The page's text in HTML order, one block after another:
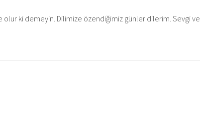
olur ki demeyin. Dilimize özendiğimiz günler dilerim. Sevgi ve